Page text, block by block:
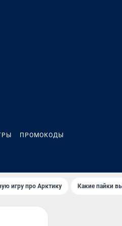
ПРОМОКОДЫ
игру про Арктику Какие пайки